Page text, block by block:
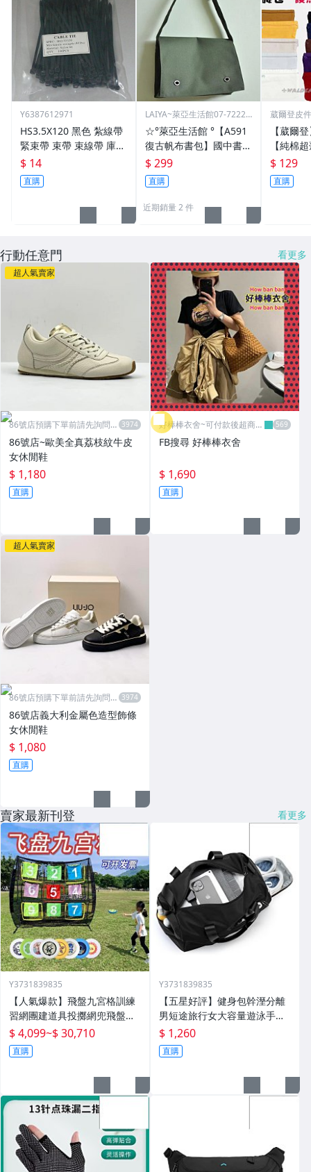
Y6387612971
HS3.5X120 黑色 紮線帶
緊束帶 束帶 束線帶 庫存
出清大特價 3.5*120
$ 14
直購
LAIYA~萊亞生活館07-72229
☆°萊亞生活館 °【A591
復古帆布書包】國中書
包-高中書包
$ 299
直購
近期銷量 2 件
葳爾登皮
【葳爾
【純棉
多本護
吸汗運
包隱形
$ 129
直購
行動任意門 看更多
超人氣賣家
86號店預購下單前請先詢問數
86號店~歐美全真荔枝紋牛皮
女休閒鞋
$ 1,180
直購
好棒棒衣舍~可付款後超商取
貨
FB搜尋 好棒棒衣舍
$ 1,690
直購
超人氣賣家
86號店預購下單前請先詢問數
86號店義大利金屬色造型飾條
女休閒鞋
$ 1,080
直購
賣家最新刊登 看更多
Y3731839835
【人氣爆款】飛盤九宮格訓練
習網團建道具投擲網兜飛盤架
戶外運動拓展遊戲
$ 4,099~$ 30,710
直購
Y3731839835
【五星好評】健身包幹溼分離
男短途旅行女大容量遊泳手提
包大獨立鞋倉
$ 1,260
直購